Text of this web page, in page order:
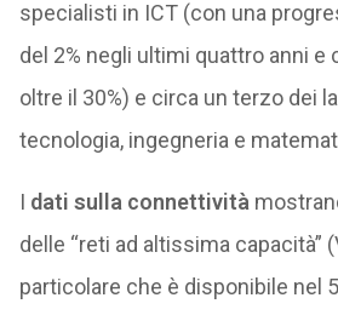
specialisti in ICT (con una
del 2% negli ultimi quattro anni e
oltre il 30%) e circa un terzo dei
tecnologia, ingegneria e
I dati sulla connettività
delle “reti ad altissima capacità”
particolare che è disponibile nel